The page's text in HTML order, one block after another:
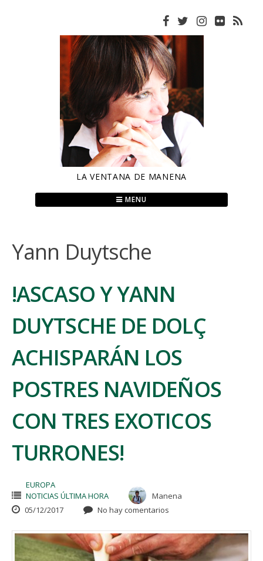
LA VENTANA DE MANENA
MENU
Yann Duytsche
!ASCASO Y YANN
DUYTSCHE DE DOLÇ
ACHISPARÁN LOS
POSTRES NAVIDEÑOS
CON TRES EXOTICOS
TURRONES!
EUROPA
NOTICIAS ÚLTIMA HORA
Manena
05/12/2017
No hay comentarios